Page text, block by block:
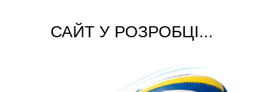
САЙТ У РОЗРОБЦІ...